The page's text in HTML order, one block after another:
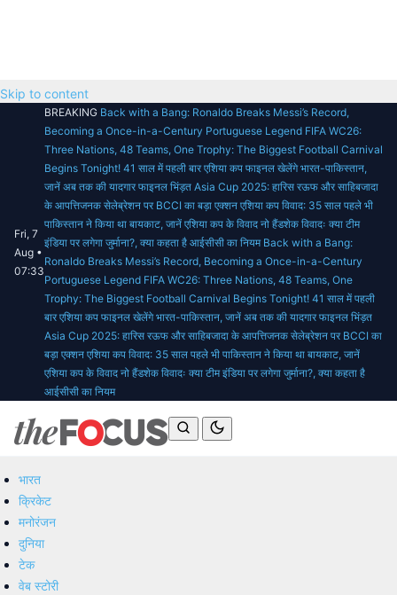
Skip to content
Fri, 7
Aug •
07:33
BREAKING Back with a Bang: Ronaldo Breaks Messi’s Record,
Becoming a Once-in-a-Century Portuguese Legend FIFA WC26:
Three Nations, 48 Teams, One Trophy: The Biggest Football Carnival
Begins Tonight! 41 साल में पहली बार एशिया कप फाइनल खेलेंगे भारत-पाकिस्तान,
जानें अब तक की यादगार फाइनल भिंड़त Asia Cup 2025: हारिस रऊफ और साहिबजादा
के आपत्तिजनक सेलेब्रेशन पर BCCI का बड़ा एक्शन एशिया कप विवाद: 35 साल पहले भी
पाकिस्तान ने किया था बायकाट, जानें एशिया कप के विवाद नो हैंडशेक विवादः क्या टीम
इंडिया पर लगेगा जुर्माना?, क्या कहता है आईसीसी का नियम Back with a Bang:
Ronaldo Breaks Messi’s Record, Becoming a Once-in-a-Century
Portuguese Legend FIFA WC26: Three Nations, 48 Teams, One
Trophy: The Biggest Football Carnival Begins Tonight! 41 साल में पहली
बार एशिया कप फाइनल खेलेंगे भारत-पाकिस्तान, जानें अब तक की यादगार फाइनल भिंड़त
Asia Cup 2025: हारिस रऊफ और साहिबजादा के आपत्तिजनक सेलेब्रेशन पर BCCI का
बड़ा एक्शन एशिया कप विवाद: 35 साल पहले भी पाकिस्तान ने किया था बायकाट, जानें
एशिया कप के विवाद नो हैंडशेक विवादः क्या टीम इंडिया पर लगेगा जुर्माना?, क्या कहता है
आईसीसी का नियम
भारत
क्रिकेट
मनोरंजन
दुनिया
टेक
वेब स्टोरी